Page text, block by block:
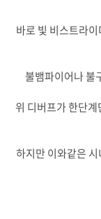
바로 빛 비스트라
불뱀파이어나 불
위 디버프가 한단
하지만 이와같은